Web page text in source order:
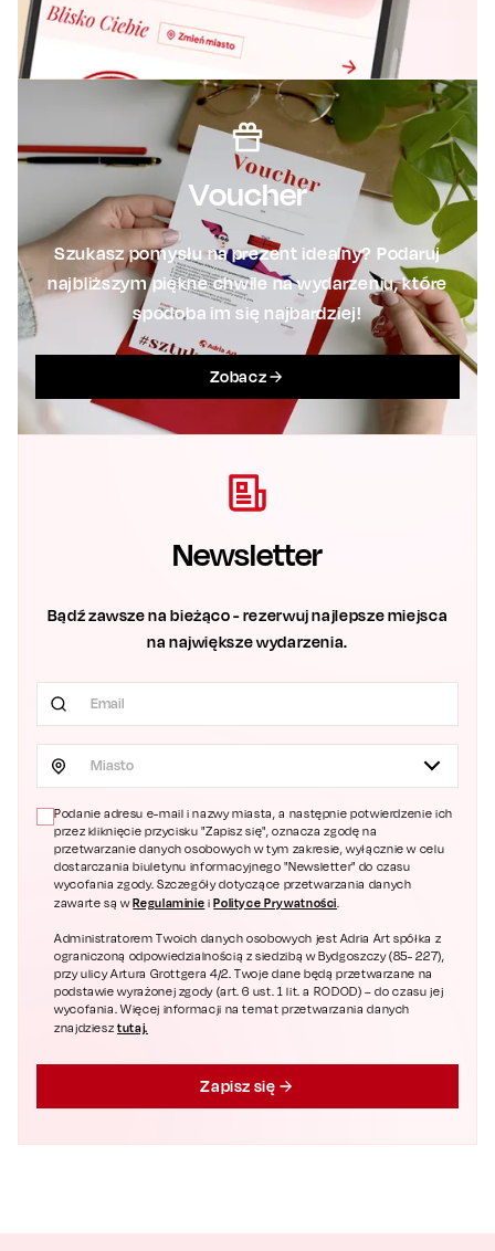
Voucher
Szukasz pomysłu na prezent idealny? Podaruj
najbliższym piękne chwile na wydarzeniu, które
spodoba im się najbardziej!
Zobacz
Newsletter
Bądź zawsze na bieżąco - rezerwuj najlepsze miejsca
na największe wydarzenia.
Miasto
Podanie adresu e-mail i nazwy miasta, a następnie potwierdzenie ich
przez kliknięcie przycisku "Zapisz się", oznacza zgodę na
przetwarzanie danych osobowych w tym zakresie, wyłącznie w celu
dostarczania biuletynu informacyjnego "Newsletter" do czasu
wycofania zgody. Szczegóły dotyczące przetwarzania danych
zawarte są wRegulaminie iPolityce Prywatności.
Administratorem Twoich danych osobowych jest Adria Art spółka z
ograniczoną odpowiedzialnością z siedzibą w Bydgoszczy (85- 227),
przy ulicy Artura Grottgera 4/2. Twoje dane będą przetwarzane na
podstawie wyrażonej zgody (art. 6 ust. 1 lit. a RODOD) – do czasu jej
wycofania. Więcej informacji na temat przetwarzania danych
znajdziesztutaj.
Zapisz się